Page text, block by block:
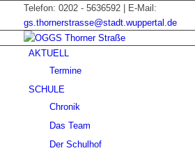
Telefon: 0202 - 5636592 | E-Mail:
gs.thornerstrasse@stadt.wuppertal.de
AKTUELL
Termine
SCHULE
Chronik
Das Team
Der Schulhof